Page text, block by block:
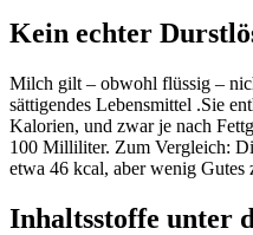
Kein echter
Milch gilt – obwohl flüssig –
sättigendes Lebensmittel .Sie
Kalorien, und zwar je nach
100 Milliliter. Zum Vergleich:
etwa 46 kcal, aber wenig Gutes
Inhaltsstoffe unter